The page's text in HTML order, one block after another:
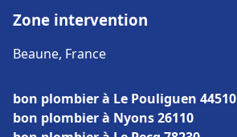
Zone intervention
Beaune, France
bon plombier à Le Pouliguen 44510
bon plombier à Nyons 26110